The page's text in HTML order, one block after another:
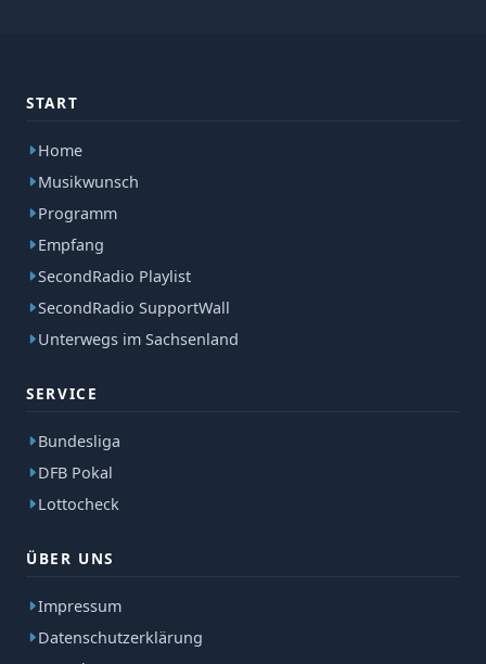
START
Home
Musikwunsch
Programm
Empfang
SecondRadio Playlist
SecondRadio SupportWall
Unterwegs im Sachsenland
SERVICE
Bundesliga
DFB Pokal
Lottocheck
ÜBER UNS
Impressum
Datenschutzerklärung